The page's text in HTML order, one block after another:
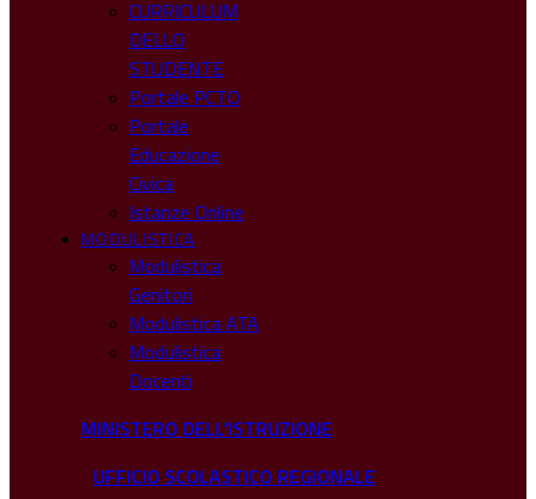
CURRICULUM
DELLO
STUDENTE
Portale PCTO
Portale
Educazione
Civica
Istanze Online
MODULISTICA
Modulistica
Genitori
Modulistica ATA
Modulistica
Docenti
MINISTERO DELL'ISTRUZIONE
UFFICIO SCOLASTICO REGIONALE